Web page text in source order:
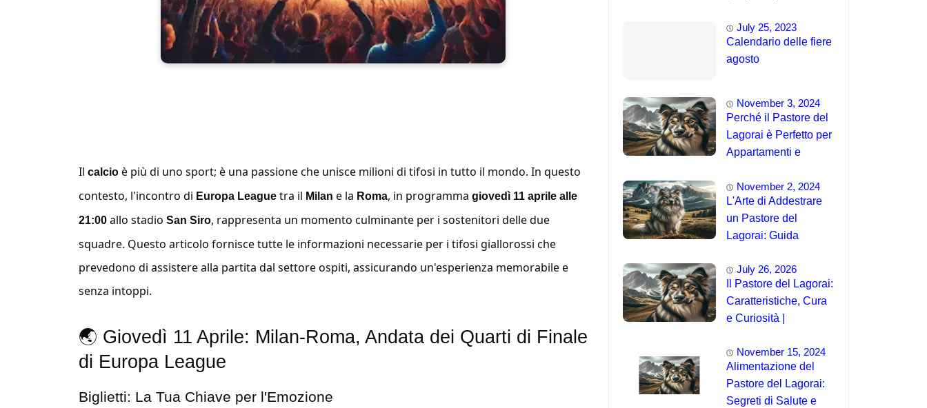
Il calcioè più di uno sport; è una passione che unisce milioni di tifosi in tutto il mondo. In questo
contesto, l'incontro di Europa Leaguetra il Milan e la Roma, in programma giovedì 11 aprile alle
21:00allo stadio San Siro, rappresenta un momento culminante per i sostenitori delle due
squadre. Questo articolo fornisce tutte le informazioni necessarie per i tifosi giallorossi che
prevedono di assistere alla partita dal settore ospiti, assicurando un'esperienza memorabile e
senza intoppi.
🌏 Giovedì 11 Aprile: Milan-Roma, Andata dei Quarti di Finale
di Europa League
Biglietti: La Tua Chiave per l'Emozione
July 25, 2023
Calendario delle fiere
agosto
November 3, 2024
Perché il Pastore del
Lagorai è Perfetto per
Appartamenti e
November 2, 2024
L'Arte di Addestrare
un Pastore del
Lagorai: Guida
Principianti
July 26, 2026
Il Pastore del Lagorai:
Caratteristiche, Cura
e Curiosità |
Capacità di
Addestramento
November 15, 2024
Alimentazione del
Pastore del Lagorai:
Segreti di Salute e